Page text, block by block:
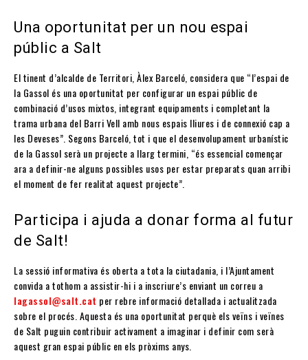
Una oportunitat per un nou espai
públic a Salt
El tinent d’alcalde de Territori, Àlex Barceló, considera que “l’espai de
la Gassol és una oportunitat per configurar un espai públic de
combinació d’usos mixtos, integrant equipaments i completant la
trama urbana del Barri Vell amb nous espais lliures i de connexió cap a
les Deveses”. Segons Barceló, tot i que el desenvolupament urbanístic
de la Gassol serà un projecte a llarg termini, “és essencial començar
ara a definir-ne alguns possibles usos per estar preparats quan arribi
el moment de fer realitat aquest projecte”.
Participa i ajuda a donar forma al futur
de Salt!
La sessió informativa és oberta a tota la ciutadania, i l’Ajuntament
convida a tothom a assistir-hi i a inscriure’s enviant un correu a
lagassol@salt.cat per rebre informació detallada i actualitzada
sobre el procés. Aquesta és una oportunitat perquè els veïns i veïnes
de Salt puguin contribuir activament a imaginar i definir com serà
aquest gran espai públic en els pròxims anys.